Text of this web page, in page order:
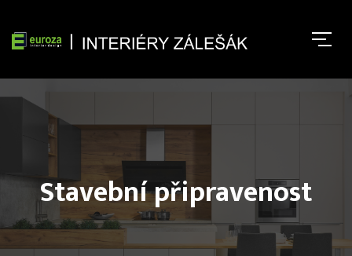
Stavební připravenost